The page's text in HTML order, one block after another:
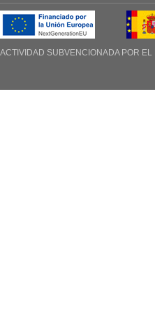
ACTIVIDAD SUBVENCIONADA POR EL